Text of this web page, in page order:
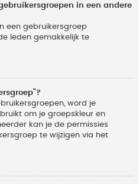
in een andere
een gebruikersgroep
leden gemakkelijk te
word je
om je groepskleur en
kan je de permissies
te wijzigen via het